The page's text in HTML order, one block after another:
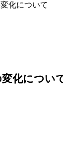
化について
化につい